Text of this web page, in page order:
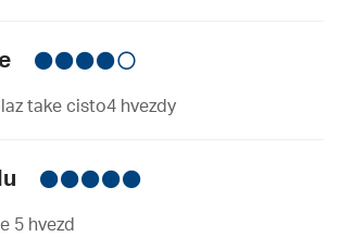
take cisto4 hvezdy
5 hvezd